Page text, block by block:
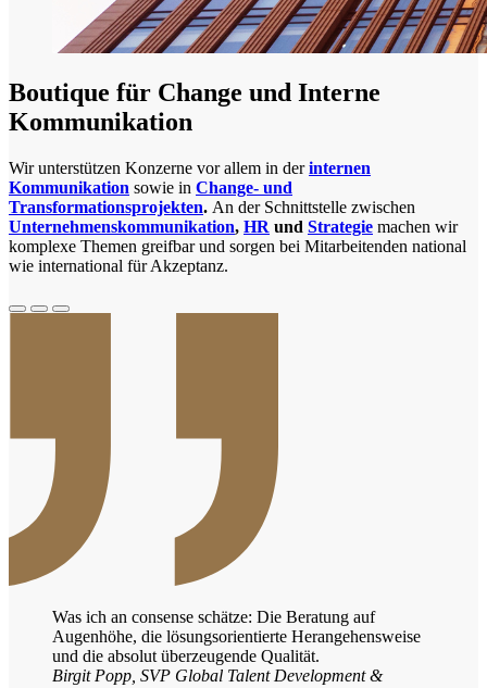
Boutique für Change und Interne
Kommunikation
Wir unterstützen Konzerne vor allem in derinternen
Kommunikation sowie in Change- und
Transformationsprojekten. An der Schnittstelle zwischen
Unternehmenskommunikation, HR und Strategie machen wir
komplexe Themen greifbar und sorgen bei Mitarbeitenden national
wie international für Akzeptanz.
Was ich an consense schätze: Die Beratung auf
Augenhöhe, die lösungsorientierte Herangehensweise
und die absolut überzeugende Qualität.
Birgit Popp, SVP Global Talent Development &